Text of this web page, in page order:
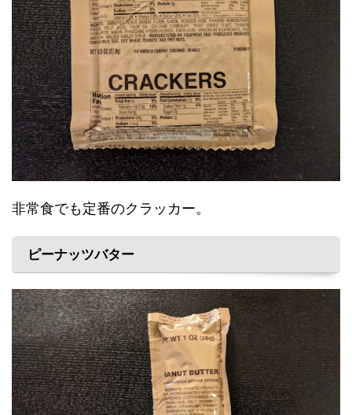
非常食でも定番のクラッカー。
ピーナッツバター